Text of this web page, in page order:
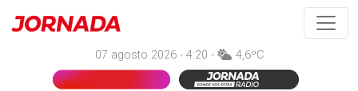
07 agosto 2026 - 4:20 - 4,6ºC